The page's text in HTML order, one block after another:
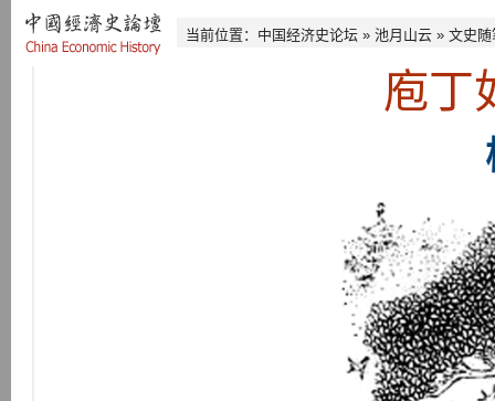
当前位置： 中国经济史论坛 » 池月山云 » 文史随
庖丁